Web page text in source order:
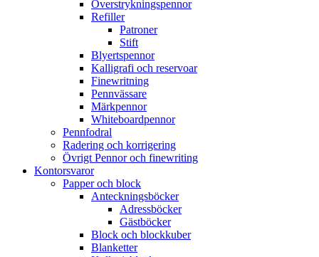
Överstrykningspennor
Refiller
Patroner
Stift
Blyertspennor
Kalligrafi och reservoar
Finewritning
Pennvässare
Märkpennor
Whiteboardpennor
Pennfodral
Radering och korrigering
Övrigt Pennor och finewriting
Kontorsvaror
Papper och block
Anteckningsböcker
Adressböcker
Gästböcker
Block och blockkuber
Blanketter